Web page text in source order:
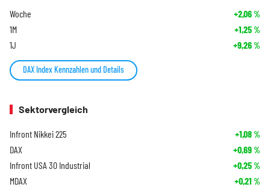
Woche +2,06%
1M +1,25%
1J +9,26%
DAX Index Kennzahlen und Details
Sektorvergleich
Infront Nikkei 225 +1,08%
DAX +0,69%
Infront USA 30 Industrial +0,25%
MDAX +0,21 %